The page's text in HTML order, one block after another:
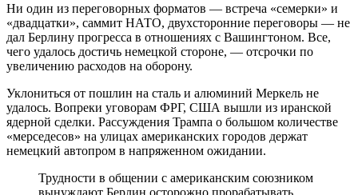
Ни один из переговорных форматов — встреча «семерки» и
«двадцатки», саммит НАТО, двухсторонние переговоры — не
дал Берлину прогресса в отношениях с Вашингтоном. Все,
чего удалось достичь немецкой стороне, — отсрочки по
увеличению расходов на оборону.
Уклониться от пошлин на сталь и алюминий Меркель не
удалось. Вопреки уговорам ФРГ, США вышли из иранской
ядерной сделки. Рассуждения Трампа о большом количестве
«мерседесов» на улицах американских городов держат
немецкий автопром в напряженном ожидании.
Трудности в общении с американским союзником
вынуждают Берлин осторожно прорабатывать